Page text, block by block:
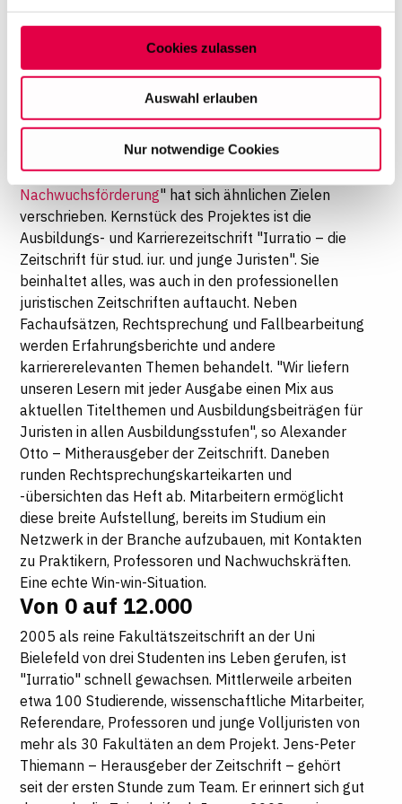
Abschnitt Einzelheitenfest.
Auf dieser Website setzen wir Cookies ein, um unsere
wirtschaftlich zu betreiben. Mit Bestätigung Ihrer Auswahl
willigen Sie in die Verwendung der gewählten Cookies
ein. Diese Auswahl können Sie jederzeit ändern oder
Ihre Einwilligung widerrufen, indem Sie am Ende der
Seite auf "Cookie-Einstellungen" klicken. Weitere
Informationen finden Sie in unseren
Datenschutzhinweisen
Cookies zulassen
Auswahl erlauben
Nur notwendige Cookies
gewagt ist, weiß Georg Dietlein. Doch er ist
überzeugt, dass man studentische Rechtsberatung
zum Wohle von Anwälten und Mandanten fördern
sollte. Auch Kanzleien profitierten mittelbar davon,
da engagierte Nachwuchsjuristen gefördert würden.
Netzwerk-Effekte für die
Mitarbeiter
Das Projekt "Iurratio – juristische
Nachwuchsförderung" hat sich ähnlichen Zielen
verschrieben. Kernstück des Projektes ist die
Ausbildungs- und Karrierezeitschrift "Iurratio – die
Zeitschrift für stud. iur. und junge Juristen". Sie
beinhaltet alles, was auch in den professionellen
juristischen Zeitschriften auftaucht. Neben
Fachaufsätzen, Rechtsprechung und Fallbearbeitung
werden Erfahrungsberichte und andere
karriererelevanten Themen behandelt. "Wir liefern
unseren Lesern mit jeder Ausgabe einen Mix aus
aktuellen Titelthemen und Ausbildungsbeiträgen für
Juristen in allen Ausbildungsstufen", so Alexander
Otto – Mitherausgeber der Zeitschrift. Daneben
runden Rechtsprechungskarteikarten und
-übersichten das Heft ab. Mitarbeitern ermöglicht
diese breite Aufstellung, bereits im Studium ein
Netzwerk in der Branche aufzubauen, mit Kontakten
zu Praktikern, Professoren und Nachwuchskräften.
Eine echte Win-win-Situation.
Von 0 auf 12.000
2005 als reine Fakultätszeitschrift an der Uni
Bielefeld von drei Studenten ins Leben gerufen, ist
"Iurratio" schnell gewachsen. Mittlerweile arbeiten
etwa 100 Studierende, wissenschaftliche Mitarbeiter,
Referendare, Professoren und junge Volljuristen von
mehr als 30 Fakultäten an dem Projekt. Jens-Peter
Thiemann – Herausgeber der Zeitschrift – gehört
seit der ersten Stunde zum Team. Er erinnert sich gut